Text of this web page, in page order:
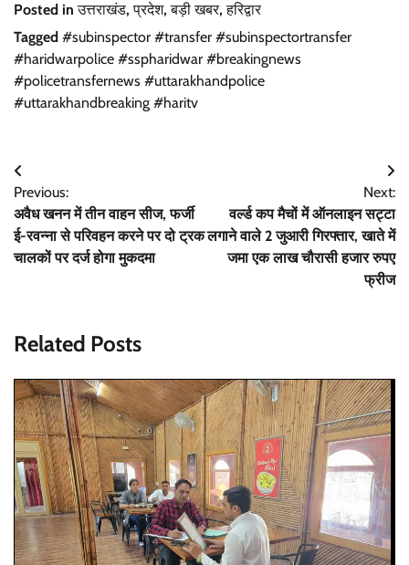
Posted inउत्तराखंड,प्रदेश,बड़ी खबर,हरिद्वार
Tagged #subinspector #transfer #subinspectortransfer
#haridwarpolice #sspharidwar #breakingnews
#policetransfernews #uttarakhandpolice
#uttarakhandbreaking #haritv
Post
navigation
Previous:
अवैध खनन में तीन वाहन सीज, फर्जी
ई-रवन्ना से परिवहन करने पर दो ट्रक
चालकों पर दर्ज होगा मुकदमा
Next:
वर्ल्ड कप मैचों में ऑनलाइन सट्टा
लगाने वाले 2 जुआरी गिरफ्तार, खाते में
जमा एक लाख चौरासी हजार रुपए
फ्रीज
Related Posts